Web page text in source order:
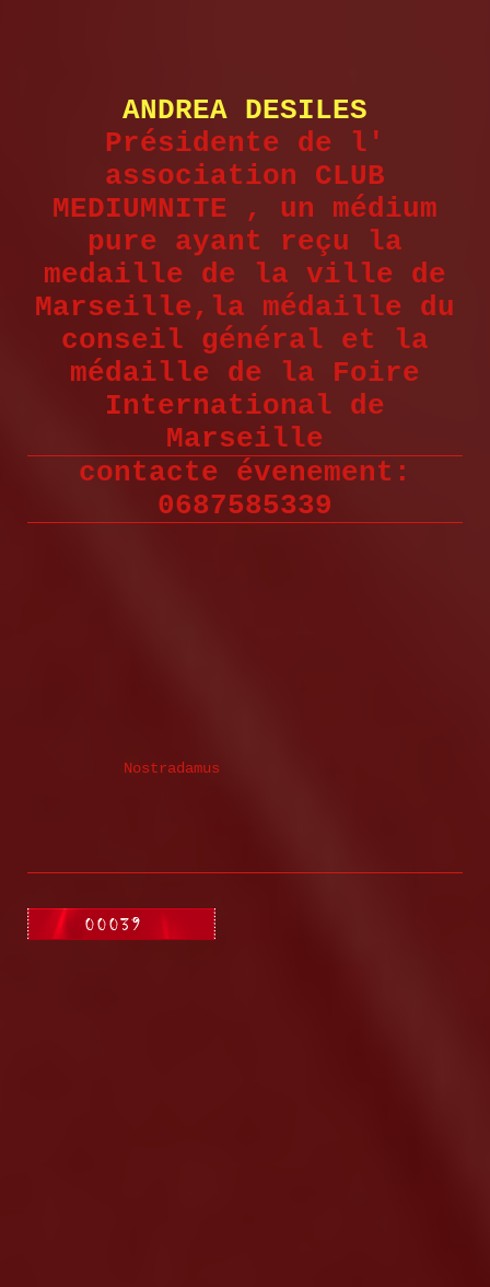
ANDREA DESILES
Présidente de l'
association CLUB
MEDIUMNITE , un médium
pure ayant reçu la
medaille de la ville de
Marseille,la médaille du
conseil général et la
médaille de la Foire
International de
Marseille
contacte évenement:
0687585339
Nostradamus